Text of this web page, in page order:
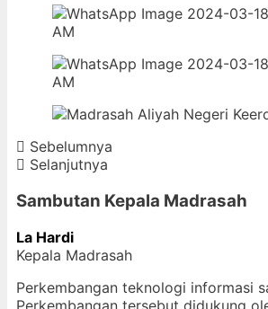
Sebelumnya
Selanjutnya
Sambutan Kepala Madrasah
La Hardi
Kepala Madrasah
Perkembangan teknologi informasi
Perkembangan tersebut didukung